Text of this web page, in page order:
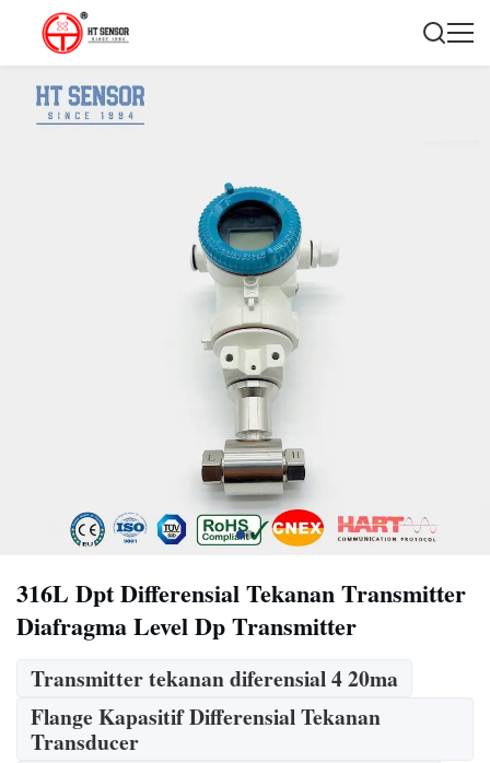
316L Dpt Differensial Tekanan Transmitter
Diafragma Level Dp Transmitter
Transmitter tekanan diferensial 4 20ma
Flange Kapasitif Differensial Tekanan
Transducer